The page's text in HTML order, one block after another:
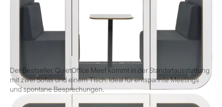
Der Bestseller. QuietOffice Meet kommt in der Standartausstattung
mit zwei Sofas und einem Tisch. Ideal für entspannte Meetings
und spontane Besprechungen.